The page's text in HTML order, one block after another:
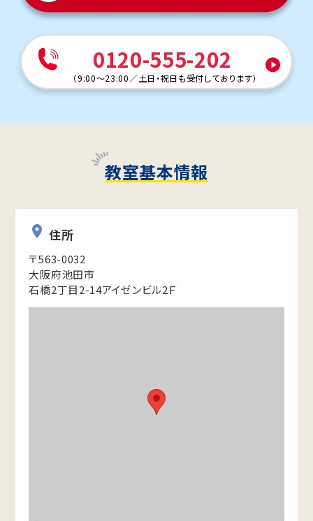
0120-555-202
（9:00～23:00 ／土日・祝日も受付しております）
教室基本情報
住所
〒563-0032
大阪府池田市
石橋2丁目2-14アイゼンビル2Ｆ